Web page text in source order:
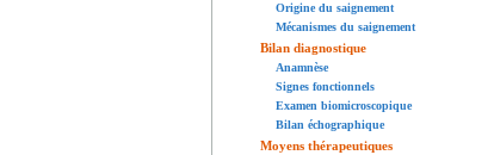
Origine du saignement
Mécanismes du saignement
Bilan diagnostique
Anamnèse
Signes fonctionnels
Examen biomicroscopique
Bilan échographique
Moyens thérapeutiques